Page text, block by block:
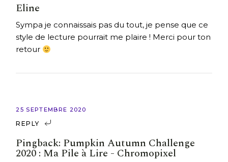
Eline
Sympa je connaissais pas du tout, je pense que ce
style de lecture pourrait me plaire ! Merci pour ton
retour
25 SEPTEMBRE 2020
REPLY
Pingback: Pumpkin Autumn Challenge
2020 : Ma Pile à Lire - Chromopixel